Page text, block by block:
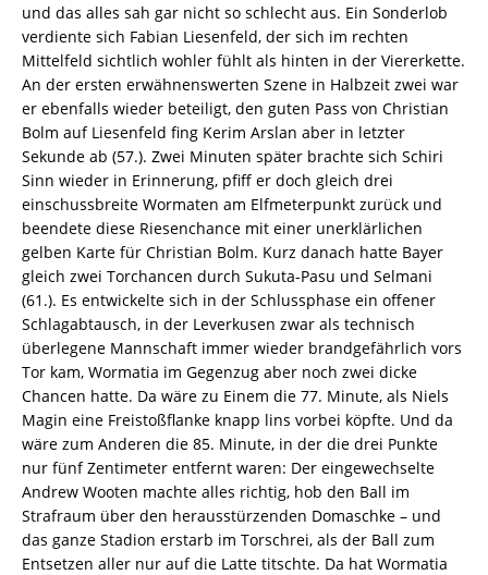
und das alles sah gar nicht so schlecht aus. Ein Sonderlob
verdiente sich Fabian Liesenfeld, der sich im rechten
Mittelfeld sichtlich wohler fühlt als hinten in der Viererkette.
An der ersten erwähnenswerten Szene in Halbzeit zwei war
er ebenfalls wieder beteiligt, den guten Pass von Christian
Bolm auf Liesenfeld fing Kerim Arslan aber in letzter
Sekunde ab (57.). Zwei Minuten später brachte sich Schiri
Sinn wieder in Erinnerung, pfiff er doch gleich drei
einschussbreite Wormaten am Elfmeterpunkt zurück und
beendete diese Riesenchance mit einer unerklärlichen
gelben Karte für Christian Bolm. Kurz danach hatte Bayer
gleich zwei Torchancen durch Sukuta-Pasu und Selmani
(61.). Es entwickelte sich in der Schlussphase ein offener
Schlagabtausch, in der Leverkusen zwar als technisch
überlegene Mannschaft immer wieder brandgefährlich vors
Tor kam, Wormatia im Gegenzug aber noch zwei dicke
Chancen hatte. Da wäre zu Einem die 77. Minute, als Niels
Magin eine Freistoßflanke knapp lins vorbei köpfte. Und da
wäre zum Anderen die 85. Minute, in der die drei Punkte
nur fünf Zentimeter entfernt waren: Der eingewechselte
Andrew Wooten machte alles richtig, hob den Ball im
Strafraum über den herausstürzenden Domaschke – und
das ganze Stadion erstarb im Torschrei, als der Ball zum
Entsetzen aller nur auf die Latte titschte. Da hat Wormatia